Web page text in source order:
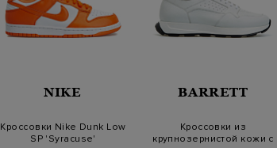
NIKE
Кроссовки Nike Dunk Low
SP 'Syracuse'
BARRETT
Кроссовки из
крупнозернистой кожи с